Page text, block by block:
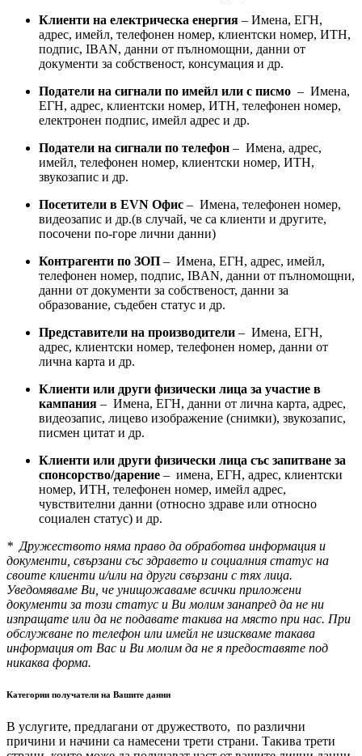
Клиенти на електрическа енергия – Имена, ЕГН,
адрес, имейл, телефонен номер, клиентски номер, ИТН,
подпис, IBAN, данни от пълномощни, данни от
документи за собственост, консумация и др.
Податели на сигнали по имейл или с писмо – Имена,
ЕГН, адрес, клиентски номер, ИТН, телефонен номер,
електронен подпис, имейл адрес и др.
Податели на сигнали по телефон – Имена, адрес,
имейл, телефонен номер, клиентски номер, ИТН,
звукозапис и др.
Посетители в EVN Офис – Имена, телефонен номер,
видеозапис и др.(в случай, че са клиенти и другите,
посочени по-горе лични данни)
Контрагенти по ЗОП – Имена, ЕГН, адрес, имейл,
телефонен номер, подпис, IBAN, данни от пълномощни,
данни от документи за собственост, данни за
образование, съдебен статус и др.
Представители на производители – Имена, ЕГН,
адрес, клиентски номер, телефонен номер, данни от
лична карта и др.
Клиенти или други физически лица за участие в
кампания – Имена, ЕГН, данни от лична карта, адрес,
видеозапис, лицево изображение (снимки), звукозапис,
писмен цитат и др.
Клиенти или други физически лица със запитване за
спонсорство/дарение – имена, ЕГН, адрес, клиентски
номер, ИТН, телефонен номер, имейл адрес,
чувствителни данни (относно здраве или относно
социален статус) и др.
* Дружеството няма право да обработва информация и
документи, свързани със здравето и социалния статус на
своите клиенти и/или на други свързани с тях лица.
Уведомяваме Ви, че унищожаваме всички приложени
документи за този статус и Ви молим занапред да не ни
изпращате или да не подавате такива на място при нас. При
обслужване по телефон или имейл не изискваме такава
информация от Вас и Ви молим да не я предоставяте под
никаква форма.
Категории получатели на Вашите данни
В услугите, предлагани от дружеството, по различни
причини и начини са намесени трети страни. Такива трети